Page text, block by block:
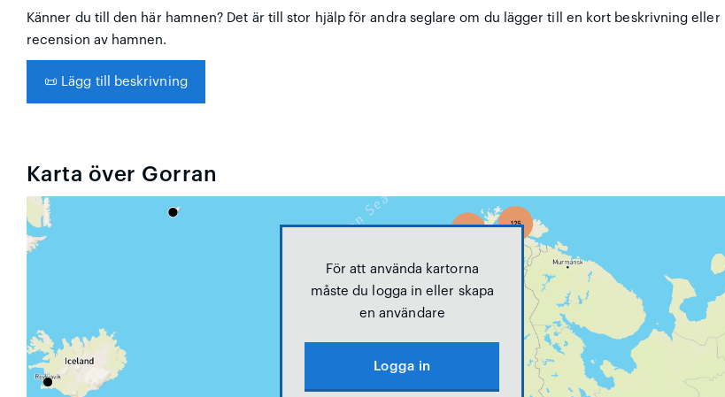
Känner du till den här hamnen? Det är till stor hjälp för andra seglare om du lägger till en kort beskrivning eller
recension av hamnen.
📜 Lägg till beskrivning
Karta över Gorran
För att använda kartorna
måste du logga in eller skapa
en användare
Logga in